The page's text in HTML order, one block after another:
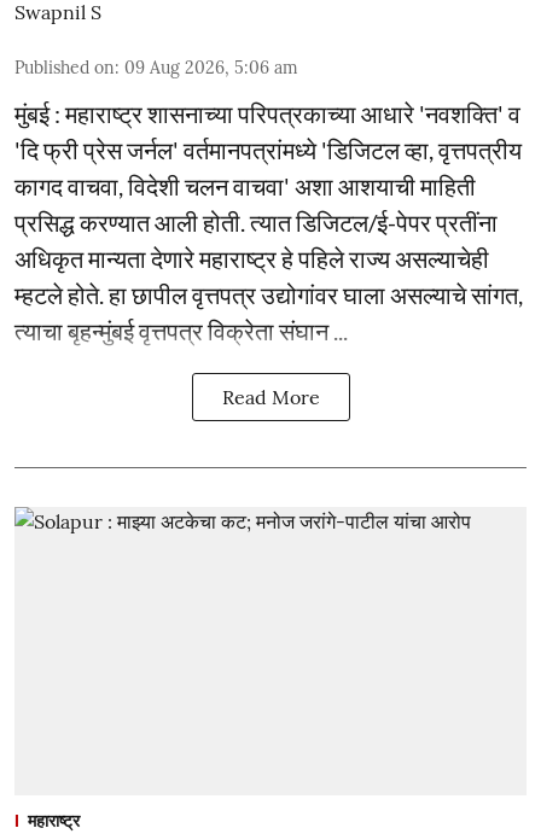
Swapnil S
Published on: 09 Aug 2026, 5:06 am
मुंबई : महाराष्ट्र शासनाच्या परिपत्रकाच्या आधारे 'नवशक्ति' व
'दि फ्री प्रेस जर्नल' वर्तमानपत्रांमध्ये 'डिजिटल व्हा, वृत्तपत्रीय
कागद वाचवा, विदेशी चलन वाचवा' अशा आशयाची माहिती
प्रसिद्ध करण्यात आली होती. त्यात डिजिटल/ई-पेपर प्रतींना
अधिकृत मान्यता देणारे महाराष्ट्र हे पहिले राज्य असल्याचेही
म्हटले होते. हा छापील वृत्तपत्र उद्योगांवर घाला असल्याचे सांगत,
त्याचा बृहन्मुंबई वृत्तपत्र विक्रेता संघान ...
Read More
महाराष्ट्र